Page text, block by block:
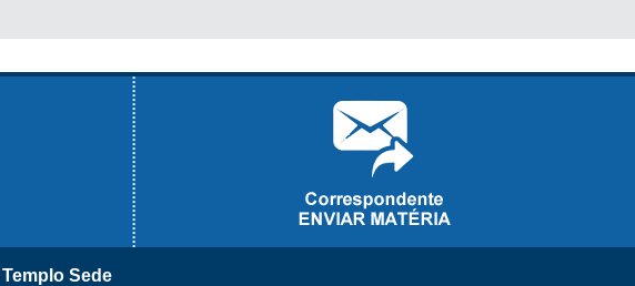
Sede